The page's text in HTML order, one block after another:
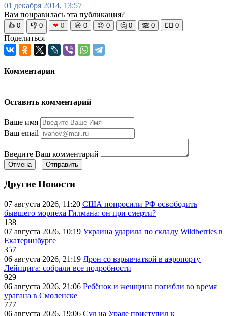
01 декабря 2014, 13:57
Вам понравилась эта публикация?
👍 0 👎 0 ❤ 0 😆 0 😡 0 🤔 0 🙈 0 🧘‍♀️ 0
Поделиться
Комментарии
Оставить комментарий
Ваше имя
Ваш email
Введите Ваш комментарий
Отмена Отправить
Другие Новости
07 августа 2026, 11:20 США попросили РФ освободить
бывшего морпеха Гилмана: он при смерти?
138
07 августа 2026, 10:19 Украина ударила по складу Wildberries в
Екатеринбурге
357
06 августа 2026, 21:19 Дрон со взрывчаткой в аэропорту
Лейпцига: собрали все подробности
929
06 августа 2026, 21:06 Ребёнок и женщина погибли во время
урагана в Смоленске
777
06 августа 2026, 19:06 Суд на Урале приступил к